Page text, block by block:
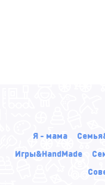
Я - мама
Игры&HandMade